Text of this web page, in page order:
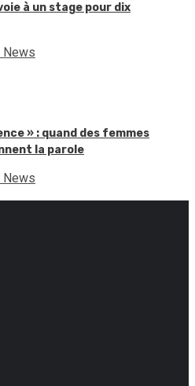
à un stage pour dix
News
» : quand des femmes
la parole
News